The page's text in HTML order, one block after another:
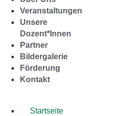
Veranstaltungen
Unsere
Dozent*Innen
Partner
Bildergalerie
Förderung
Kontakt
Startseite